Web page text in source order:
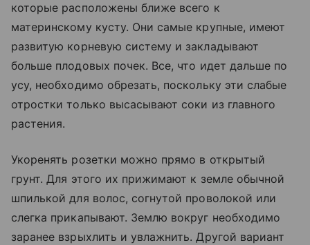
которые расположены ближе всего к
материнскому кусту. Они самые крупные, имеют
развитую корневую систему и закладывают
больше плодовых почек. Все, что идет дальше по
усу, необходимо обрезать, поскольку эти слабые
отростки только высасывают соки из главного
растения.
Укоренять розетки можно прямо в открытый
грунт. Для этого их прижимают к земле обычной
шпилькой для волос, согнутой проволокой или
слегка прикапывают. Землю вокруг необходимо
заранее взрыхлить и увлажнить. Другой вариант